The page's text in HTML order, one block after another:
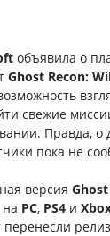
объявила о
Ghost Recon:
свежие
Правда, о
пока не
версия
PC, PS4 и
перенесли